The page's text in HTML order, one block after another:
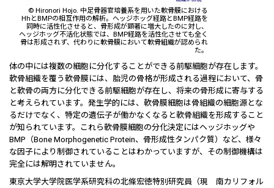
© Hironori Hojo. 中足骨器官培養系を用いた軟骨膜における
HhとBMPの相互作用の解析。ヘッジホッグ経路とBMP経路を
同時に活性化させると、骨形成が顕著に増大したのに対し、
ヘッジホッグ不活化状態では、BMP経路を活性化させても全く
骨は形成されず、代わりに軟骨膜において軟骨組織が認められ
た。
体の中には複数の細胞に分化することができる前駆細胞が存在します。
軟骨組織を覆う軟骨膜には、胎児の骨格が形成される過程において、骨
と軟骨の両方に分化できる前駆細胞が存在し、将来の骨形成に寄与する
と考えられています。発生学的には、軟骨膜細胞は骨組織の細胞源とな
るだけでなく、特定の遺伝子が働かなくなると軟骨組織を形成すること
が知られています。これら軟骨膜細胞の分化決定にはヘッジホッグや
BMP（Bone Morphogenetic Protein、骨形成性タンパク質）など、様々
な因子により制御されていることはわかっていますが、その制御機構は
完全には解明されていません。
東京大学大学院医学系研究科の北條宏徳特別研究員（現 南カリフォル